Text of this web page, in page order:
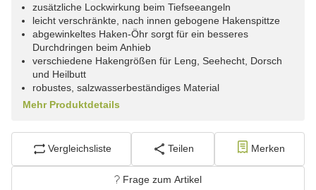
zusätzliche Lockwirkung beim Tiefseeangeln
leicht verschränkte, nach innen gebogene Hakenspittze
abgewinkeltes Haken-Öhr sorgt für ein besseres
Durchdringen beim Anhieb
verschiedene Hakengrößen für Leng, Seehecht, Dorsch
und Heilbutt
robustes, salzwasserbeständiges Material
Mehr Produktdetails
Vergleichsliste Teilen Merken
Frage zum Artikel